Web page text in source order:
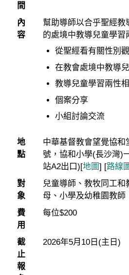
間
內
容
幫助導師以合乎聖經
的處境中教導兒童學習
從聖經看有關性別
在教會處境中教導
教導兒童學習兩性
個案分享
小組討論交流
地
點
中華基督教會望覺協和
號，協和小學(長沙灣)
站A2出口)[地圖] [路線
對
象
兒童導師、教牧同工
母、小學及幼稚園教師
費
用
每位$200
截
止
報
2026年5月10日(主日)